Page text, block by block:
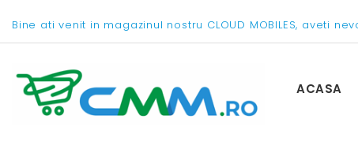
Bine ati venit in magazinul nostru CLOUD MOBILES, aveti
ACASA